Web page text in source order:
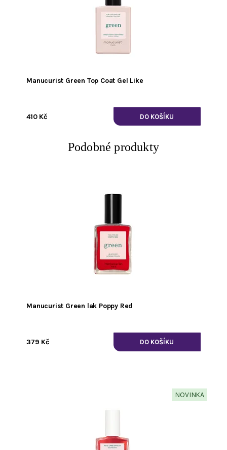
Manucurist Green Top Coat Gel Like
410 Kč
Podobné produkty
Manucurist Green lak Poppy Red
379 Kč
NOVINKA